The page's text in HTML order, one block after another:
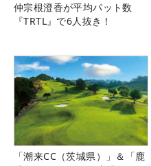
仲宗根澄香が平均パット数
『TRTL』で6人抜き！
「潮来CC（茨城県）」＆「鹿